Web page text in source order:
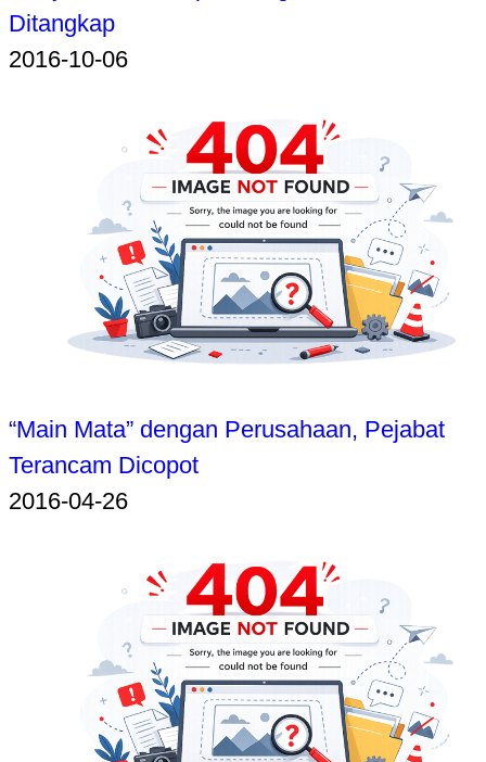
Ditangkap
2016-10-06
“Main Mata” dengan Perusahaan, Pejabat
Terancam Dicopot
2016-04-26